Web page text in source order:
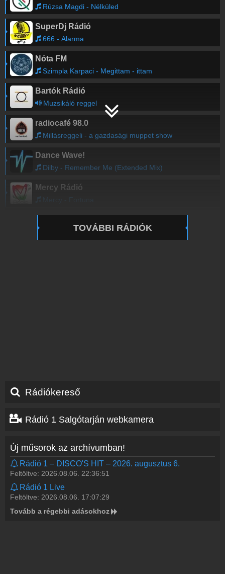
Rúzsa Magdi - Nélküled
SuperDj Rádió
666 - Alarma
Nóta FM
Szimpla Karpaci - Megittam - ittam
Bartók Rádió
Muzsikáló reggel
radiocafé 98.0
Millásreggeli - a gazdasági muppet show
Dance Wave!
Dilby - Remember Me (Extended Mix)
Mercy Rádió
TOVÁBBI RÁDIÓK
Rádiókereső
Rádió 1 Salgótarján webkamera
Új műsorok az archívumban!
Rádió 1 – DISCO'S HIT – 2026. augusztus 6.
Feltöltve: 2026.08.06. 22:36:51
Rádió 1 Live
Feltöltve: 2026.08.06. 17:07:29
Tovább a régebbi adásokhoz